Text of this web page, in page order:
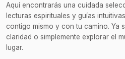
Aquí encontrarás una cuidada
lecturas espirituales y guías
contigo mismo y con tu camino. Ya
claridad o simplemente explorar el
lugar.